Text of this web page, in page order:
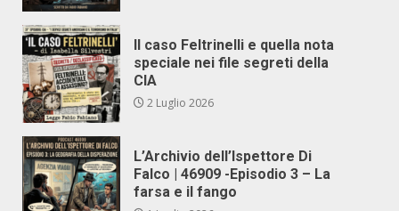
Il caso Feltrinelli e quella nota
speciale nei file segreti della
CIA
2 Luglio 2026
L’Archivio dell’Ispettore Di
Falco | 46909 -Episodio 3 – La
farsa e il fango